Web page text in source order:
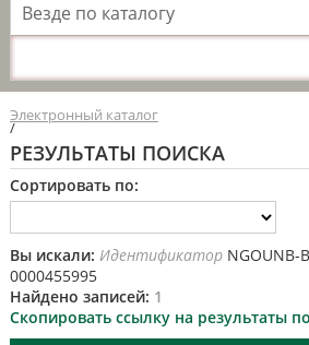
Везде по каталогу
Электронный каталог
/
РЕЗУЛЬТАТЫ ПОИСКА
Сортировать по:
Вы искали: ИдентификаторNGOUNB-
0000455995
Найдено записей: 1
Скопировать ссылку на результаты